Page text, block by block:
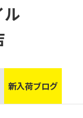
ル
新入荷ブログ